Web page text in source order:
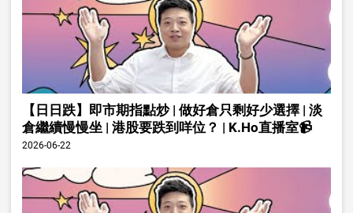
【日日跌】即市期指點炒 | 做好倉只剩好少選擇 | 淡
倉繼續慢慢坐 | 港股要跌到咩位？ | K.Ho直播室📹
2026-06-22